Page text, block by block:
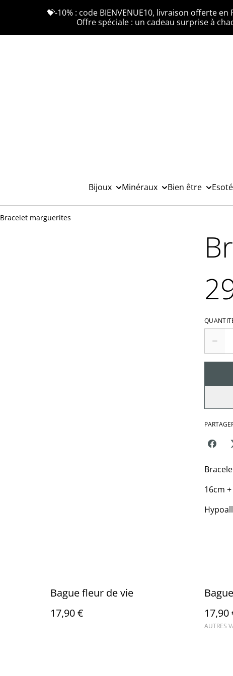
💝-10% : code BIENVENUE10, livraison offerte
Offre spéciale : un cadeau surprise à
Bijoux Minéraux Bien être
Bracelet marguerites
16cm
Bague fleur de vie
17,90 €
17,90
AUTRES